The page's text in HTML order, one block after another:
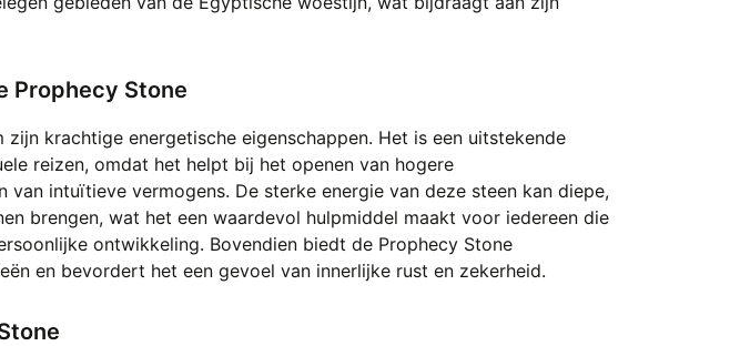
Prophecy Stone
krachtige energetische eigenschappen. Het is een uitstekende
reizen, omdat het helpt bij het openen van hogere
van intuïtieve vermogens. De sterke energie van deze steen kan diepe,
brengen, wat het een waardevol hulpmiddel maakt voor iedereen die
ontwikkeling. Bovendien biedt de Prophecy Stone
en bevordert het een gevoel van innerlijke rust en zekerheid.